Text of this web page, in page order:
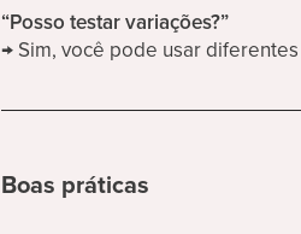
“Posso testar variações?”
→ Sim, você pode usar
Boas práticas